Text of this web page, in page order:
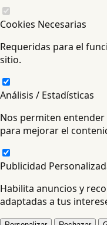
Cookies Necesarias
Requeridas para el
sitio.
Análisis / Estadísticas
Nos permiten
para mejorar el
Publicidad
Habilita anuncios y
adaptadas a tus